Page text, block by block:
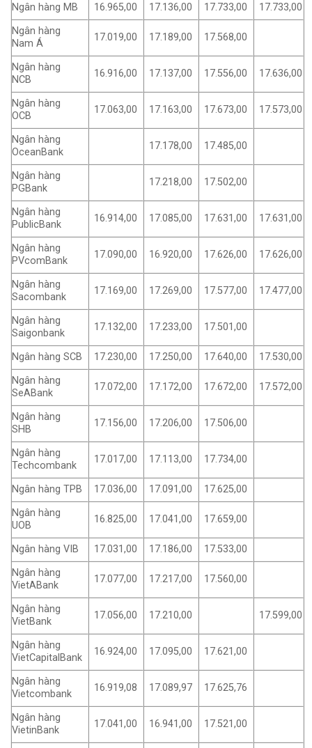
Ngân hàng MB 16.965,00 17.136,00 17.733,00
17.733,00
Ngân hàng
Nam Á
17.019,00 17.189,00 17.568,00
Ngân hàng
NCB
16.916,00 17.137,00 17.556,00 17.636,00
Ngân hàng
OCB
17.063,00 17.163,00 17.673,00 17.573,00
Ngân hàng
OceanBank
17.178,00 17.485,00
Ngân hàng
PGBank
17.218,00 17.502,00
Ngân hàng
PublicBank
16.914,00 17.085,00 17.631,00 17.631,00
Ngân hàng
PVcomBank
17.090,00 16.920,00 17.626,00 17.626,00
Ngân hàng
Sacombank
17.169,00 17.269,00 17.577,00 17.477,00
Ngân hàng
Saigonbank
17.132,00 17.233,00 17.501,00
Ngân hàng SCB 17.230,00 17.250,00 17.640,00
17.530,00
Ngân hàng
SeABank
17.072,00 17.172,00 17.672,00 17.572,00
Ngân hàng
SHB
17.156,00 17.206,00 17.506,00
Ngân hàng
Techcombank
17.017,00 17.113,00 17.734,00
Ngân hàng TPB 17.036,00 17.091,00
17.625,00
Ngân hàng
UOB
16.825,00 17.041,00 17.659,00
Ngân hàng VIB 17.031,00 17.186,00
17.533,00
Ngân hàng
VietABank
17.077,00 17.217,00 17.560,00
Ngân hàng
VietBank
17.056,00 17.210,00 17.599,00
Ngân hàng
VietCapitalBank
16.924,00 17.095,00 17.621,00
Ngân hàng
Vietcombank
16.919,08 17.089,97 17.625,76
Ngân hàng
VietinBank
17.041,00 16.941,00 17.521,00